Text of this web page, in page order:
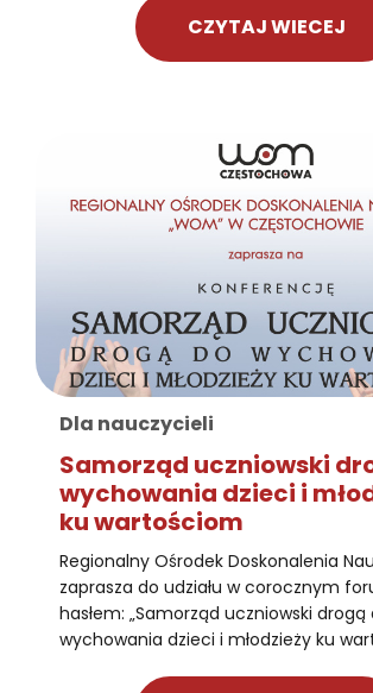
CZYTAJ WIECEJ
Dla nauczycieli
Samorząd uczniowski
wychowania dzieci i
ku wartościom
Regionalny Ośrodek Doskonalenia
zaprasza do udziału w corocznym
hasłem: „Samorząd uczniowski drogą
wychowania dzieci i młodzieży ku